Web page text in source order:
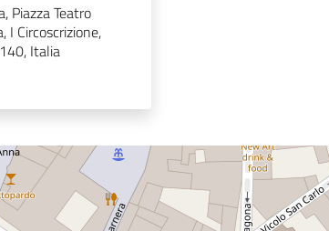
Piazza Teatro
I Circoscrizione,
Italia